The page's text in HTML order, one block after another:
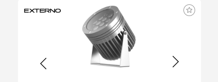
EXTERNO